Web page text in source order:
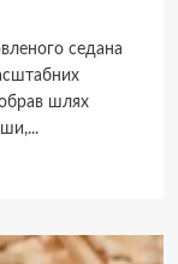
седана
шлях